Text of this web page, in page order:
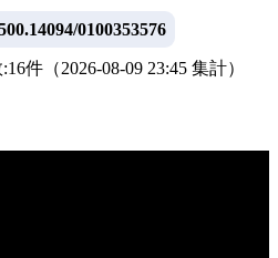
0100353576
16件 （2026-08-09 23:45 集計）